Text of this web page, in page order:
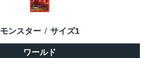
ワールド
モンスター サイズ1